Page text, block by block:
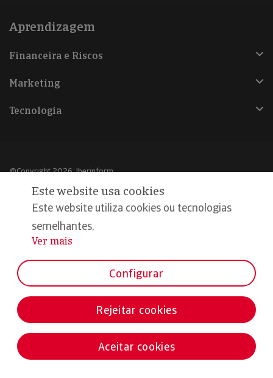
Aprendizagem
Financeira e Riscos
Marketing
Tecnologia
@Copyright 2026, Iberinform
Política de cookies
Declaração de privacidade
Compromisso qualidade e segurança
Este website usa cookies
Este website utiliza cookies ou tecnologias
semelhantes,
...
Ver mais
Configurar
Rejeitar cookies
Aceitar cookies